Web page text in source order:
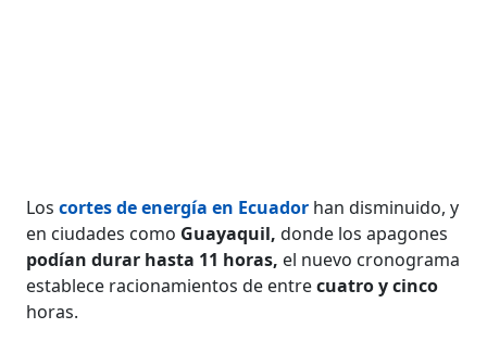
Loscortes de energía en Ecuador han disminuido, y
en ciudades como Guayaquil, donde los apagones
podían durar hasta 11 horas, el nuevo cronograma
establece racionamientos de entrecuatro y cinco
horas.